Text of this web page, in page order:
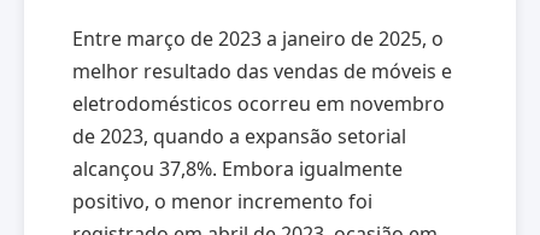
Entre março de 2023 a janeiro de 2025, o
melhor resultado das vendas de móveis e
eletrodomésticos ocorreu em novembro
de 2023, quando a expansão setorial
alcançou 37,8%. Embora igualmente
positivo, o menor incremento foi